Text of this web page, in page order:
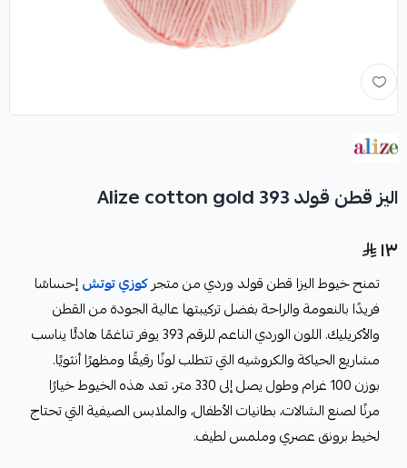
اليز قطن قولد Alize cotton gold 393
١٣
تمنح خيوط اليزا قطن قولد وردي من متجركوزي توتشإحساسًا
فريدًا بالنعومة والراحة بفضل تركيبتها عالية الجودة من القطن
والأكريليك. اللون الوردي الناعم للرقم 393 يوفر تناغمًا هادئًا يناسب
مشاريع الحياكة والكروشيه التي تتطلب لونًا رقيقًا ومظهرًا أنثويًا.
بوزن 100 غرام وطول يصل إلى 330 متر، تعد هذه الخيوط خيارًا
مرنًا لصنع الشالات، بطانيات الأطفال، والملابس الصيفية التي تحتاج
لخيط برونق عصري وملمس لطيف.